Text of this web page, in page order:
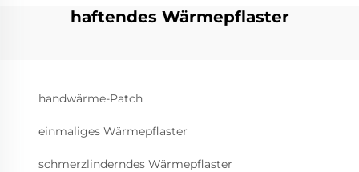
haftendes Wärmepflaster
handwärme-Patch
einmaliges Wärmepflaster
schmerzlinderndes Wärmepflaster